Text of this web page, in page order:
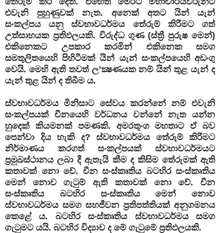
එවැනි පුහුණුවක් නැත. අනෙක් අතට යින් යැන්
සංකල්පය යනු ස්වභාවධර්මය තේරුම් කිරීමට ගත්
උත්සාහයක ප්‍රතිඵලයකි. විරුද්ධ ගුණ (ස්ත්‍රී පුරුෂ මෙන්)
එකිනෙකට උපකාර කරමින් එකිනෙක සමග
සමතුලිතයෙහි පිහිටීමක් යින් යැන් සංකල්පයෙහි අඩංගු
වෙයි. මෙහි ඇති තවත් ල’ක්‍ෂණයක නම් යින් තුළ යැන් ද
යැන් තුළ යින් ද තිබීම ය.
ස්වභාවධර්මය මිනිසාට සේවය කරන්නේ නම් එවැනි
සංකල්පයක් චීනයෙහි වර්ධනය වන්නේ නැත යන්න
හුදෙක් කියමනක් පමණකි. අමරතුංග මහතාට ඒ බව
පෙන්වා දිය හැකි ද? ස්වභාවධර්මය තේරුම් කිරීමට
නිර්මාණය කරගත් සංකල්පයක් ස්වභාවධර්මයට
ප්‍රමුඛස්ථානය ලබා දී ඇතැයි කීම ද කිසිම තේරුමක් ඇති
කතාවක් නො වේ. චීන සංස්කෘතිය බටහිර සංස්කෘතිය
මෙන් නොව ගැටුම් ඇති කතාවක් නො වේ. චීන
සංස්කෘතිය බටහිර සංස්කෘතිය මෙන් නොව
ස්වභාවධර්මය සමග සහජීවන ප්‍රතිපත්තියක් අනුගමනය
කෙළේ ය. බටහිර සංස්කෘතිය ස්වභාවධර්මය සමග
ගැටුමට යයි. බටහිර විද්‍යාව ද මේ ගැටුමේ ප්‍රතිඵලයකි.